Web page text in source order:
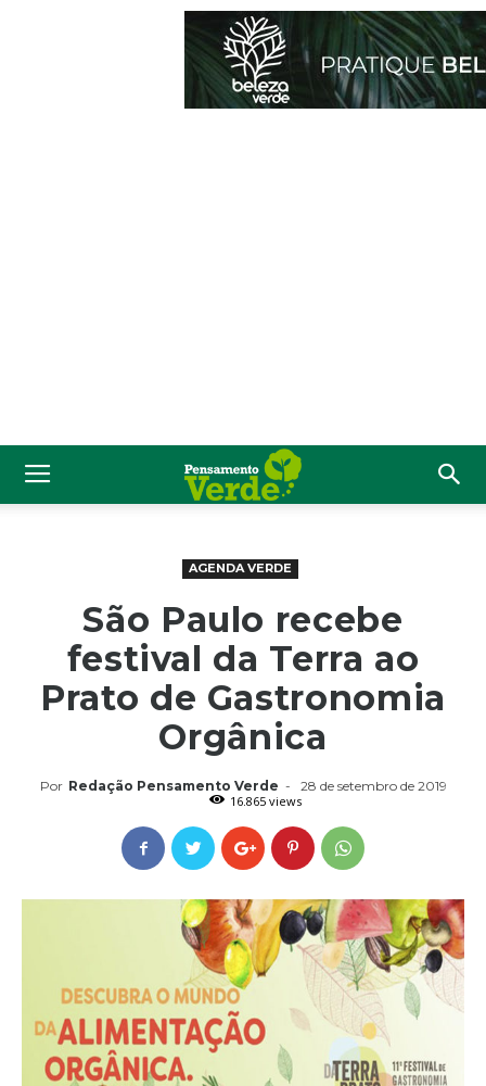
AGENDA VERDE
São Paulo recebe
festival da Terra ao
Prato de Gastronomia
Orgânica
Por Redação Pensamento Verde -
28 de setembro de 2019
16.865 views